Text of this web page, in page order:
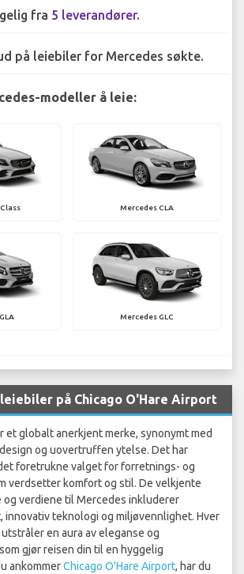
fra 5 leverandører.
på leiebiler for Mercedes søkte.
modeller å leie:
Mercedes CLA
Mercedes GLC
på Chicago O'Hare Airport
et globalt anerkjent merke, synonymt med
og uovertruffen ytelse. Det har
foretrukne valget for forretnings- og
verdsetter komfort og stil. De velkjente
verdiene til Mercedes inkluderer
innovativ teknologi og miljøvennlighet. Hver
en aura av eleganse og
gjør reisen din til en hyggelig
ankommerChicago O'Hare Airport, har du